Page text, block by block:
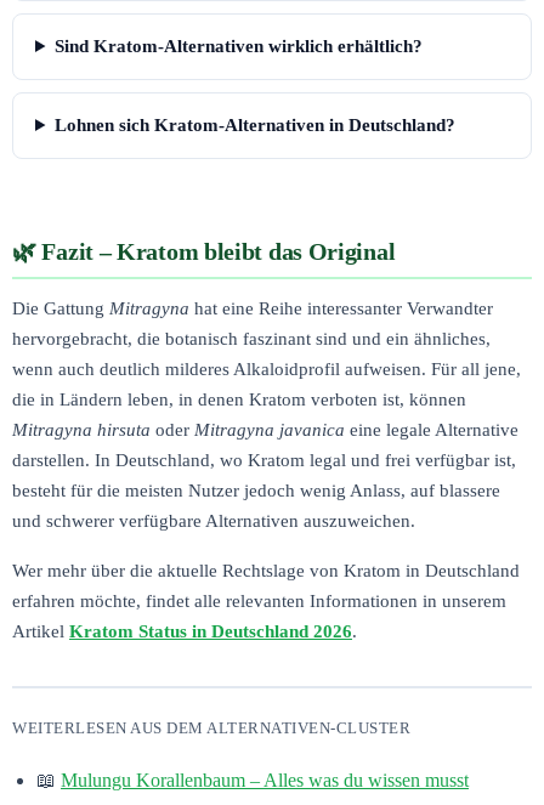
Sind Kratom-Alternativen wirklich erhältlich?
Lohnen sich Kratom-Alternativen in Deutschland?
Fazit – Kratom bleibt das Original
Die Gattung Mitragyna hat eine Reihe interessanter Verwandter
hervorgebracht, die botanisch faszinant sind und ein ähnliches,
wenn auch deutlich milderes Alkaloidprofil aufweisen. Für all jene,
die in Ländern leben, in denen Kratom verboten ist, können
Mitragyna hirsuta oder Mitragyna javanica eine legale Alternative
darstellen. In Deutschland, wo Kratom legal und frei verfügbar ist,
besteht für die meisten Nutzer jedoch wenig Anlass, auf blassere
und schwerer verfügbare Alternativen auszuweichen.
Wer mehr über die aktuelle Rechtslage von Kratom in Deutschland
erfahren möchte, findet alle relevanten Informationen in unserem
Artikel Kratom Status in Deutschland 2026.
WEITERLESEN AUS DEM ALTERNATIVEN-CLUSTER
📖 Mulungu Korallenbaum – Alles was du wissen musst